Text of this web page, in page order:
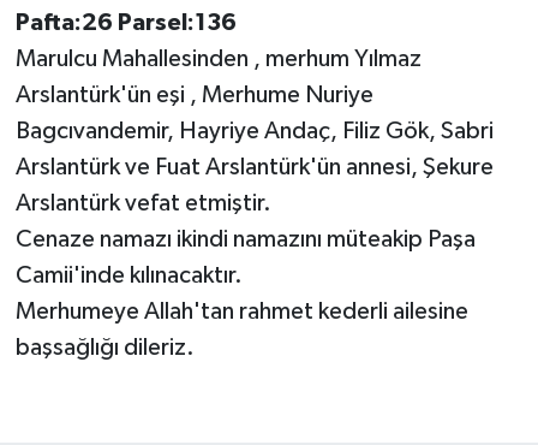
Pafta:26 Parsel:136
Marulcu Mahallesinden , merhum Yılmaz
Arslantürk'ün eşi , Merhume Nuriye
Bagcıvandemir, Hayriye Andaç, Filiz Gök, Sabri
Arslantürk ve Fuat Arslantürk'ün annesi, Şekure
Arslantürk vefat etmiştir.
Cenaze namazı ikindi namazını müteakip Paşa
Camii'inde kılınacaktır.
Merhumeye Allah'tan rahmet kederli ailesine
başsağlığı dileriz.